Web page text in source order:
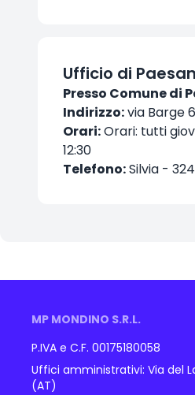
Ufficio di
Presso Comune di
Indirizzo:via Barge 6
Orari:Orari: tutti
12:30
Telefono:Silvia -
MP MONDINO S.R.L.
P.IVA e C.F. 00175180058
Uffici amministrativi: Via del
(AT)